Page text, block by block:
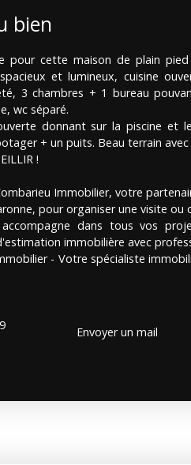
bien
pour cette maison de plain
et lumineux, cuisine
3 chambres + 1 bureau
wc séparé.
donnant sur la piscine et
+ un puits. Beau terrain
!
Immobilier, votre
pour organiser une visite
dans tous vos
immobilière avec
- Votre spécialiste
Envoyer un mail